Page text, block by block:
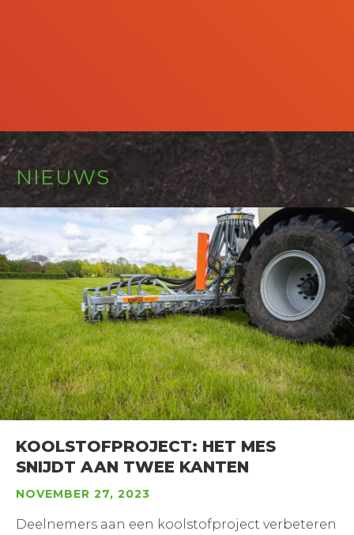
NIEUWS
KOOLSTOFPROJECT: HET MES
SNIJDT AAN TWEE KANTEN
NOVEMBER 27, 2023
Deelnemers aan een koolstofproject verbeteren